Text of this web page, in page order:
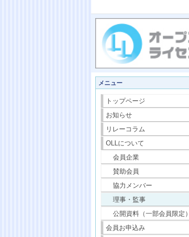
メニュー
トップページ
お知らせ
リレーコラム
OLLについて
会員企業
賛助会員
協力メンバー
理事・監事
公開資料（一部会員限定）
会員お申込み